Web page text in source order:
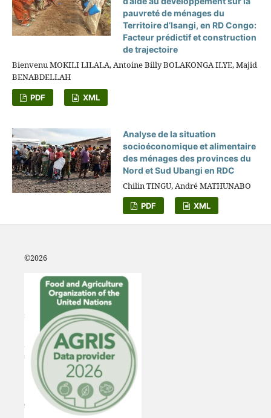
pauvreté de ménages du
Territoire d’Isangi, en RD Congo:
Facteur prédictif et construction
de trajectoire
Bienvenu MOKILI LILALA, Antoine Billy BOLAKONGA ILYE, Majid
BENABDELLAH
PDF XML
Analyse de la situation
socioéconomique et alimentaire
des ménages des provinces du
Nord et Sud Ubangi en RDC
Chilin TINGU, André MATHUNABO
PDF XML
©2026